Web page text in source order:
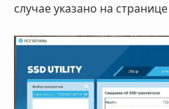
случае указано на